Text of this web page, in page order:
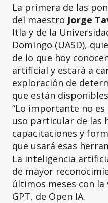
La primera de las
del maestro Jorge
Itla y de la
Domingo (UASD),
de lo que hoy
artificial y estará a
exploración de
que están
“Lo importante no
uso particular de las
capacitaciones y
que usará esas
La inteligencia
de mayor
últimos meses con
GPT, de Open IA.